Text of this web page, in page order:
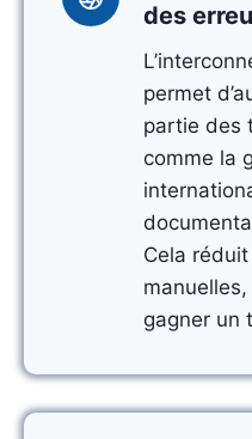
des
permet
partie des
comme la
Cela
gagner un